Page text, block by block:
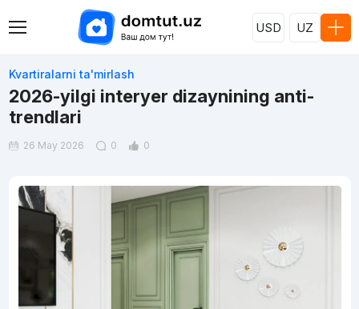
USD UZ
Kvartiralarni ta'mirlash
2026-yilgi interyer dizaynining anti-
trendlari
26 May 2026 0 0